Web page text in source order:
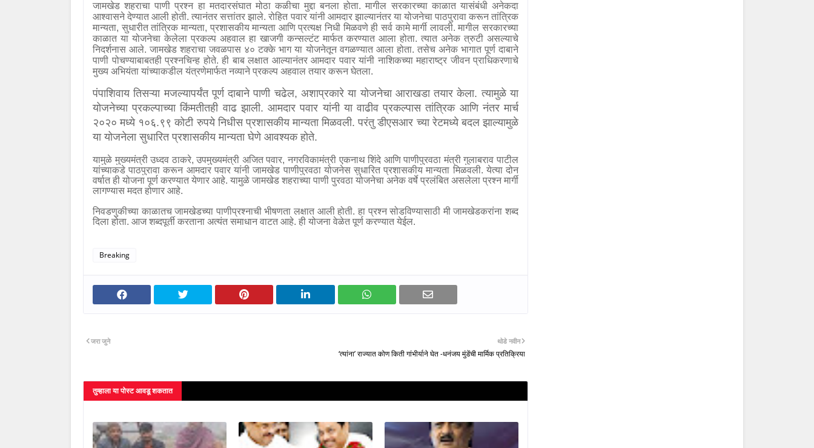
जामखेड शहराचा पाणी प्रश्न हा मतदारसंघात मोठा कळीचा मुद्दा बनला होता. मागील सरकारच्या काळात यासंबंधी अनेकदा
आश्वासने देण्यात आली होती. त्यानंतर सत्तांतर झाले. रोहित पवार यांनी आमदार झाल्यानंतर या योजनेचा पाठपुरावा करून तांत्रिक
मान्यता, सुधारीत तांत्रिक मान्यता, प्रशासकीय मान्यता आणि प्रत्यक्ष निधी मिळवणे ही सर्व कामे मार्गी लावली. मागील सरकारच्या
काळात या योजनेचा केलेला प्रकल्प अहवाल हा खाजगी कन्सल्टंट मार्फत करण्यात आला होता. त्यात अनेक त्रुटी असल्याचे
निदर्शनास आले. जामखेड शहराचा जवळपास ४० टक्के भाग या योजनेतून वगळण्यात आला होता. तसेच अनेक भागात पूर्ण दाबाने
पाणी पोचण्याबाबतही प्रश्नचिन्ह होते. ही बाब लक्षात आल्यानंतर आमदार पवार यांनी नाशिकच्या महाराष्ट्र जीवन प्राधिकरणाचे
मुख्य अभियंता यांच्याकडील यंत्रणेमार्फत नव्याने प्रकल्प अहवाल तयार करून घेतला.
पंपाशिवाय तिसऱ्या मजल्यापर्यंत पूर्ण दाबाने पाणी चढेल,अशाप्रकारे या योजनेचा आराखडा तयार केला. त्यामुळे या
योजनेच्या प्रकल्पाच्या किंमतीतही वाढ झाली. आमदार पवार यांनी या वाढीव प्रकल्पास तांत्रिक आणि नंतर मार्च
२०२० मध्ये १०६.९९ कोटी रुपये निधीस प्रशासकीय मान्यता मिळवली. परंतु डीएसआर च्या रेटमध्ये बदल झाल्यामुळे
या योजनेला सुधारित प्रशासकीय मान्यता घेणे आवश्यक होते.
यामुळे मुख्यमंत्री उध्दव ठाकरे,उपमुख्यमंत्री अजित पवार,नगरविकामंत्री एकनाथ शिंदे आणि पाणीपुरवठा मंत्री गुलाबराव पाटील
यांच्याकडे पाठपुरावा करून आमदार पवार यांनी जामखेड पाणीपुरवठा योजनेस सुधारित प्रशासकीय मान्यता मिळवली. येत्या दोन
वर्षात ही योजना पूर्ण करण्यात येणार आहे. यामुळे जामखेड शहराच्या पाणी पुरवठा योजनेचा अनेक वर्षे प्रलंबित असलेला प्रश्न मार्गी
लागण्यास मदत होणार आहे.
निवडणुकीच्या काळातच जामखेडच्या पाणीप्रश्नाची भीषणता लक्षात आली होती. हा प्रश्न सोडविण्यासाठी मी जामखेडकरांना शब्द
दिला होता. आज शब्दपूर्ती करताना अत्यंत समाधान वाटत आहे. ही योजना वेळेत पूर्ण करण्यात येईल.
Breaking
थोडे नवीन
‘त्यांना’ राज्यात कोण किती गांभीर्याने घेत -धनंजय मुंडेंची मार्मिक प्रतिक्रिया
जरा जुने
तुम्‍हाला या पोस्‍ट आवडू शकतात